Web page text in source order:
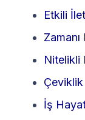
Etkili
Nitelikli
Çeviklik
İş